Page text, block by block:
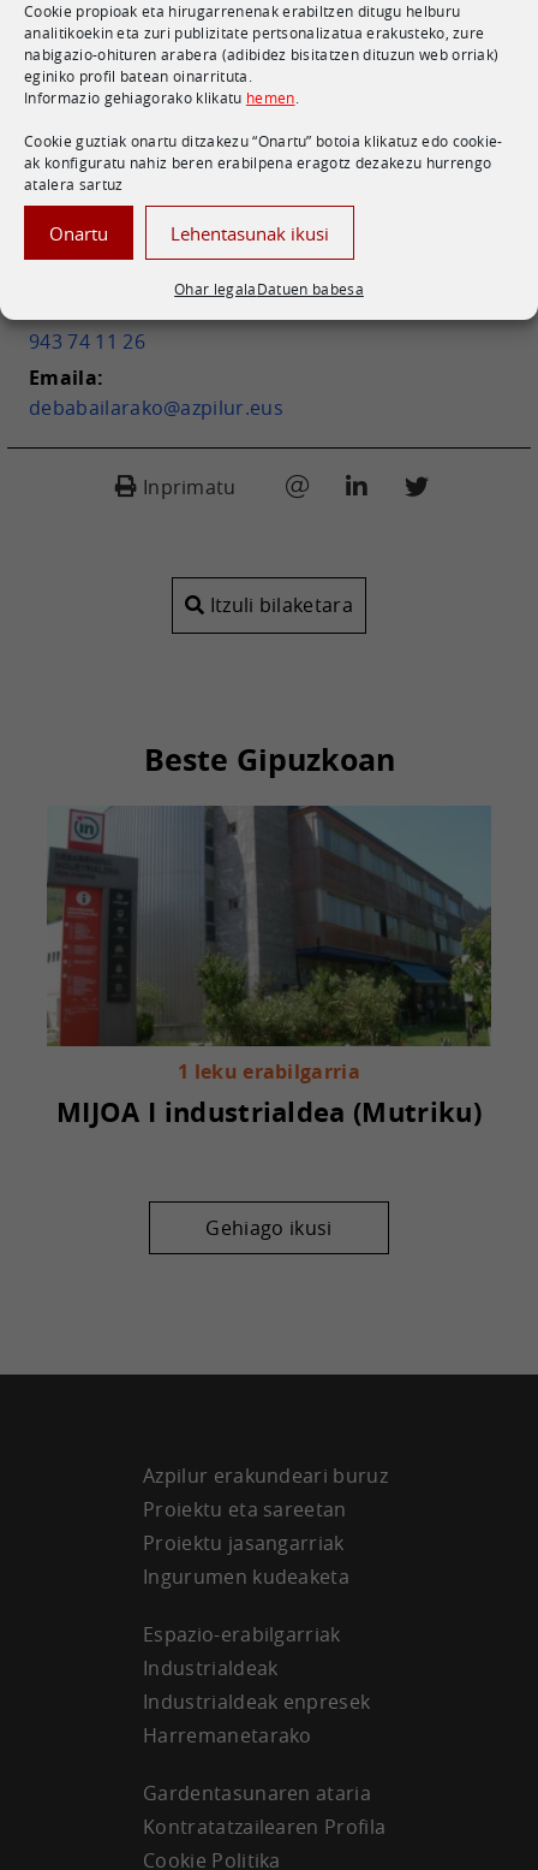
Cookie propioak eta hirugarrenenak erabiltzen ditugu helburu
analitikoekin eta zuri publizitate pertsonalizatua erakusteko, zure
nabigazio-ohituren arabera (adibidez bisitatzen dituzun web orriak)
eginiko profil batean oinarrituta.
Informazio gehiagorako klikatu hemen
Cookie guztiak onartu ditzakezu “Onartu” botoia klikatuz edo cookie-
ak konfiguratu nahiz beren erabilpena eragotz dezakezu hurrengo
atalera sartuz
Onartu Lehentasunak ikusi
Ohar legalaDatuen babesa
Harremanetarako informazioa
Entitatea:
943 74 11 26
Emaila:
debabailarako@azpilur.eus
Inprimatu
Itzuli bilaketara
Beste Gipuzkoan
1 leku erabilgarria
MIJOA I industrialdea (Mutriku)
Gehiago ikusi
Azpilur erakundeari buruz
Proiektu eta sareetan
Proiektu jasangarriak
Ingurumen kudeaketa
Espazio-erabilgarriak
Industrialdeak
Industrialdeak enpresek
Harremanetarako
Gardentasunaren ataria
Kontratatzailearen Profila
Cookie Politika